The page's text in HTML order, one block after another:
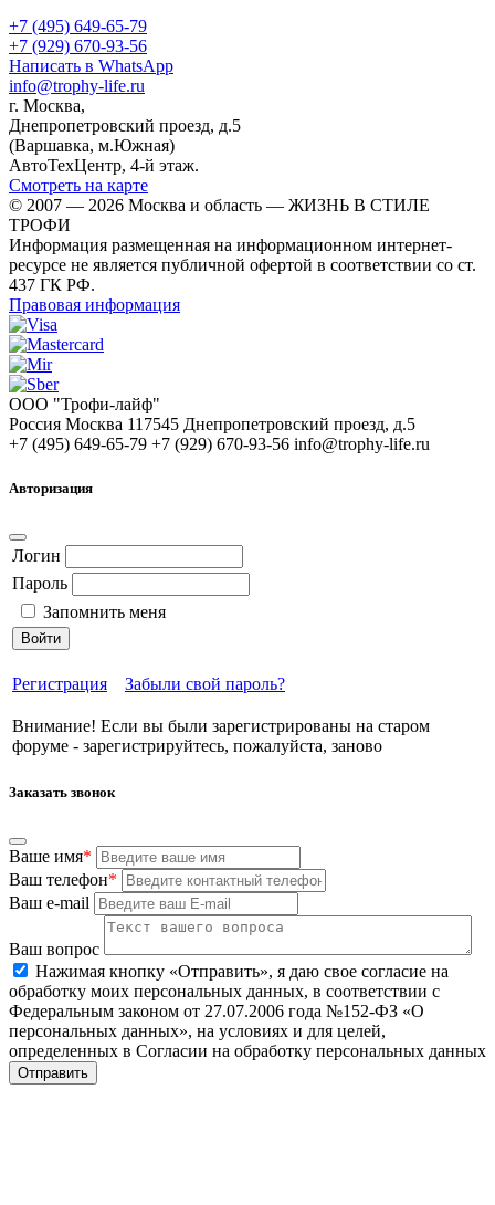
+7 (495) 649-65-79
+7 (929) 670-93-56
Написать в WhatsApp
info@trophy-life.ru
г. Москва,
Днепропетровский проезд, д.5
(Варшавка, м.Южная)
АвтоТехЦентр, 4-й этаж.
Смотреть на карте
© 2007 — 2026 Москва и область — ЖИЗНЬ В СТИЛЕ
ТРОФИ
Информация размещенная на информационном интернет-
ресурсе не является публичной офертой в соответствии со ст.
437 ГК РФ.
Правовая информация
ООО "Трофи-лайф"
Россия Москва 117545 Днепропетровский проезд, д.5
+7 (495) 649-65-79 +7 (929) 670-93-56 info@trophy-life.ru
Авторизация
Логин
Пароль
Запомнить меня
Войти
Регистрация Забыли свой пароль?
Внимание! Если вы были зарегистрированы на старом
форуме - зарегистрируйтесь, пожалуйста, заново
Заказать звонок
Ваше имя*
Ваш телефон*
Ваш e-mail
Ваш вопрос
Нажимая кнопку «Отправить», я даю свое согласие на
обработку моих персональных данных, в соответствии с
Федеральным законом от 27.07.2006 года №152-ФЗ «О
персональных данных», на условиях и для целей,
определенных в Согласии на обработку персональных данных
Отправить